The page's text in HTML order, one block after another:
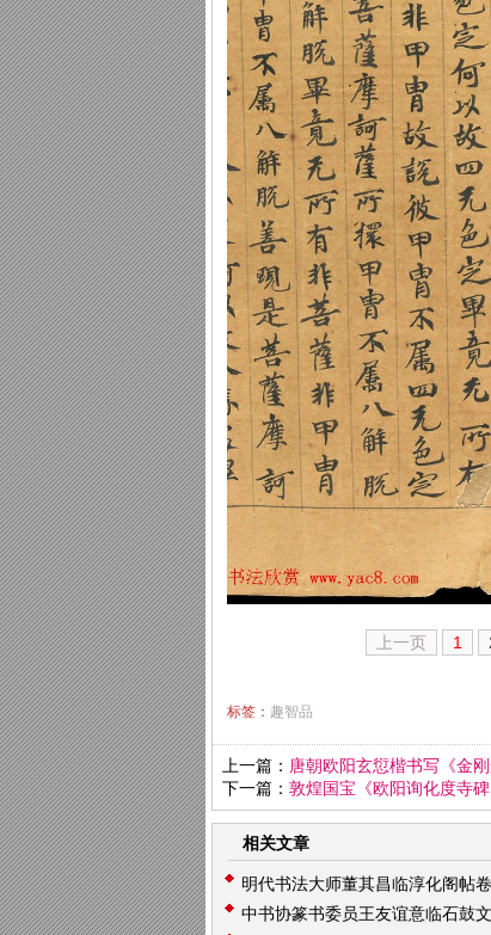
上一页 1
标签： 趣智品
上一篇： 唐朝欧阳玄愆楷书写《金刚
下一篇： 敦煌国宝《欧阳询化度寺
相关文章
明代书法大师董其昌临淳化阁帖
中书协篆书委员王友谊意临石鼓